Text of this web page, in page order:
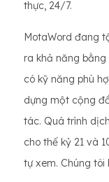
thực, 24/7.
MotaWord đang
ra khả năng
có kỹ năng phù
dựng một cộng
tác. Quá trình
cho thế kỷ 21 và
tự xem. Chúng